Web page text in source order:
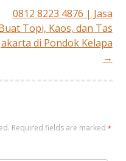
0812 8223 4876 | Jasa
Topi, Kaos, dan Tas
di Pondok Kelapa
→
Required fields are marked*